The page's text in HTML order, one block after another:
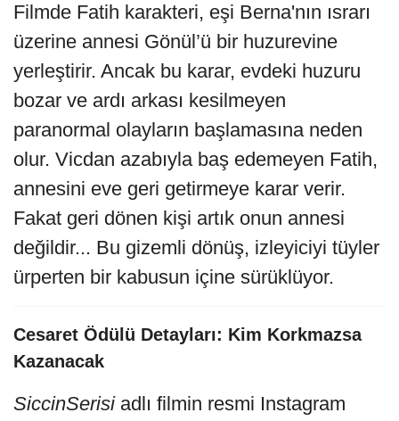
Filmde Fatih karakteri, eşi Berna'nın ısrarı
üzerine annesi Gönül’ü bir huzurevine
yerleştirir. Ancak bu karar, evdeki huzuru
bozar ve ardı arkası kesilmeyen
paranormal olayların başlamasına neden
olur. Vicdan azabıyla baş edemeyen Fatih,
annesini eve geri getirmeye karar verir.
Fakat geri dönen kişi artık onun annesi
değildir... Bu gizemli dönüş, izleyiciyi tüyler
ürperten bir kabusun içine sürüklüyor.
Cesaret Ödülü Detayları: Kim Korkmazsa
Kazanacak
SiccinSerisiadlı filmin resmi Instagram